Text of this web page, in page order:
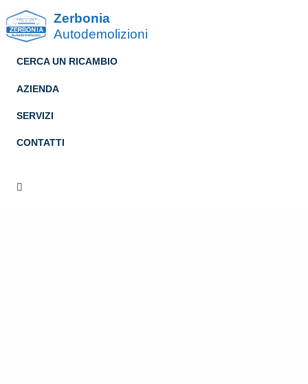
Zerbonia
Autodemolizioni
CERCA UN RICAMBIO
AZIENDA
SERVIZI
CONTATTI